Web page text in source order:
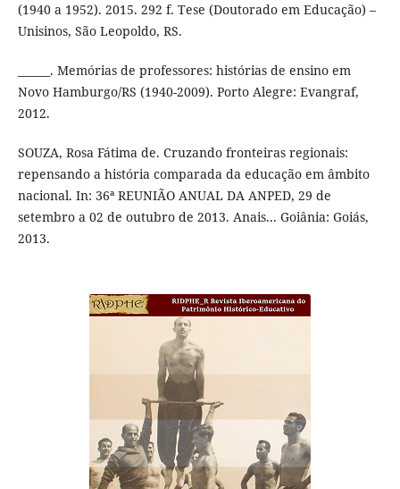
(1940 a 1952). 2015. 292 f. Tese (Doutorado em Educação) –
Unisinos, São Leopoldo, RS.
______. Memórias de professores: histórias de ensino em
Novo Hamburgo/RS (1940-2009). Porto Alegre: Evangraf,
2012.
SOUZA, Rosa Fátima de. Cruzando fronteiras regionais:
repensando a história comparada da educação em âmbito
nacional. In: 36ª REUNIÃO ANUAL DA ANPED, 29 de
setembro a 02 de outubro de 2013. Anais... Goiânia: Goiás,
2013.